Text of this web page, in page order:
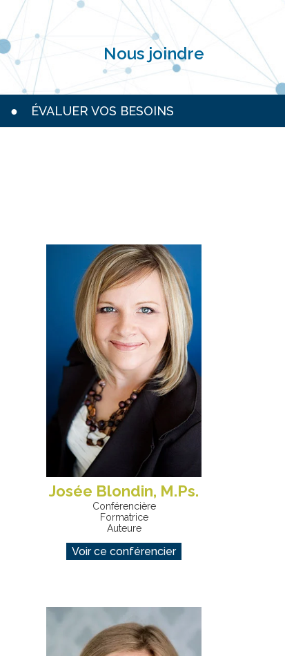
Nous joindre
ÉVALUER VOS BESOINS
Josée Blondin, M.Ps.
Conférencière
Formatrice
Auteure
Voir ce conférencier